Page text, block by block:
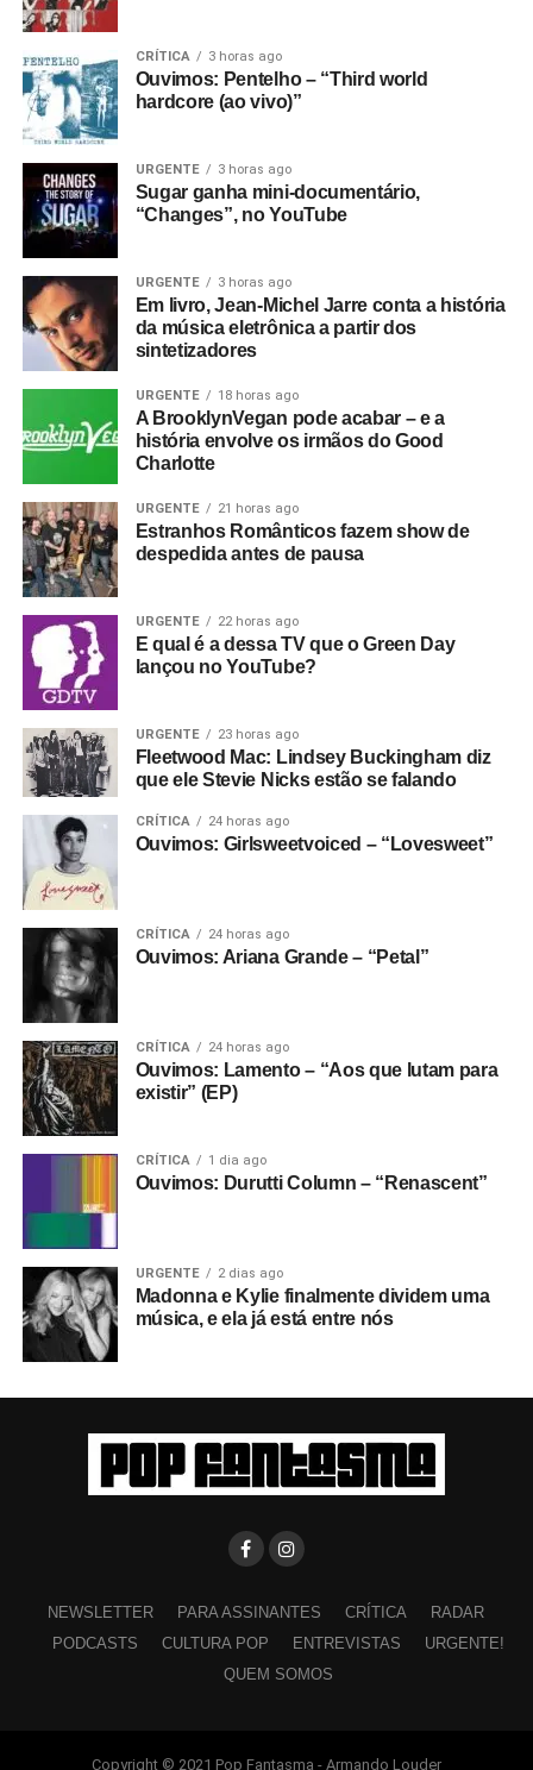
CRÍTICA 3 horas ago
Ouvimos: Pentelho – “Third world
hardcore (ao vivo)”
URGENTE 3 horas ago
Sugar ganha mini-documentário,
“Changes”, no YouTube
URGENTE 3 horas ago
Em livro, Jean-Michel Jarre conta a história
da música eletrônica a partir dos
sintetizadores
URGENTE 18 horas ago
A BrooklynVegan pode acabar – e a
história envolve os irmãos do Good
Charlotte
URGENTE 21 horas ago
Estranhos Românticos fazem show de
despedida antes de pausa
URGENTE 22 horas ago
E qual é a dessa TV que o Green Day
lançou no YouTube?
URGENTE 23 horas ago
Fleetwood Mac: Lindsey Buckingham diz
que ele Stevie Nicks estão se falando
CRÍTICA 24 horas ago
Ouvimos: Girlsweetvoiced – “Lovesweet”
CRÍTICA 24 horas ago
Ouvimos: Ariana Grande – “Petal”
CRÍTICA 24 horas ago
Ouvimos: Lamento – “Aos que lutam para
existir” (EP)
CRÍTICA 1 dia ago
Ouvimos: Durutti Column – “Renascent”
URGENTE 2 dias ago
Madonna e Kylie finalmente dividem uma
música, e ela já está entre nós
NEWSLETTER PARA ASSINANTES CRÍTICA
RADAR
PODCASTS
CULTURA POP ENTREVISTAS
URGENTE!
QUEM SOMOS
Copyright © 2021 Pop Fantasma - Armando Louder